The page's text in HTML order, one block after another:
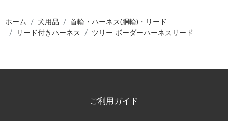
ホーム 犬用品
首輪・ハーネス(胴輪)・リード
リード付きハーネス
ツリー ボーダーハーネスリード
ご利用ガイド